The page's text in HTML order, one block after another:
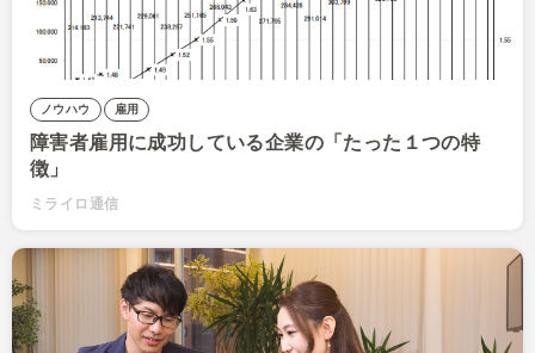
ノウハウ 雇用
障害者雇用に成功している企業の「たった１つの特
徴」
ミライロ通信